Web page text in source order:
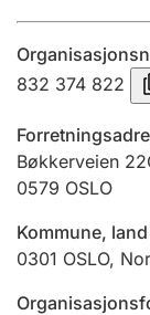
Tinglysing
Jeger
Betaling og
832 374 822
Bøkkerveien
0579 OSLO
Kommune, land
0301 OSLO,